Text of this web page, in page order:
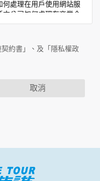
何處理在用戶使用網站服
公司如何處理在商業合
別資料。隱私權保護政策
廣告廠商連結，這些置
料。對於您主動提供的個
個別的隱私權保護政
任意公開個人資料的行
方式及使用時間等。
行徑，包括您使用連線
約書」、及「隱私權政
取消